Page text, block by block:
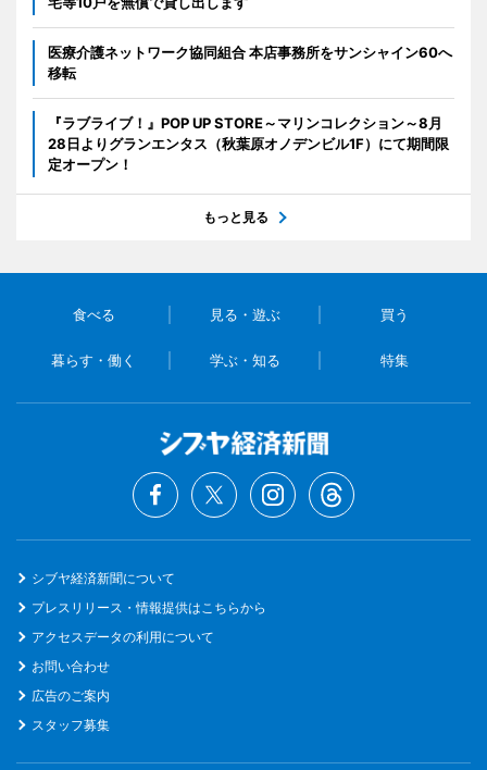
医療介護ネットワーク協同組合 本店事務所をサンシャイン60へ
移転
『ラブライブ！』POP UP STORE～マリンコレクション～8月
28日よりグランエンタス（秋葉原オノデンビル1F）にて期間限
定オープン！
もっと見る
食べる 見る・遊ぶ 買う
暮らす・働く 学ぶ・知る 特集
シブヤ経済新聞について
プレスリリース・情報提供はこちらから
アクセスデータの利用について
お問い合わせ
広告のご案内
スタッフ募集